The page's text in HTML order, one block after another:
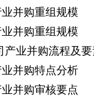
并购重组规模
并购重组规模
产业并购流程及
并购特点分析
并购审核要点